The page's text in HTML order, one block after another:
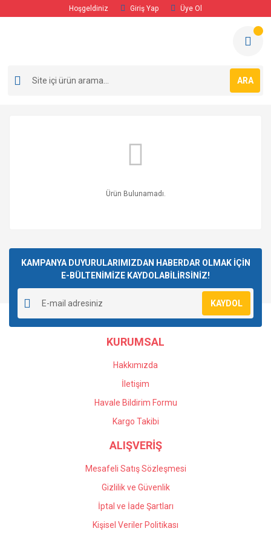
Hoşgeldiniz Giriş Yap Üye Ol
ARA
Ürün Bulunamadı.
KAMPANYA DUYURULARIMIZDAN HABERDAR OLMAK İÇİN
E-BÜLTENİMİZE KAYDOLABİLİRSİNİZ!
KAYDOL
KURUMSAL
Hakkımızda
İletişim
Havale Bildirim Formu
Kargo Takibi
ALIŞVERİŞ
Mesafeli Satış Sözleşmesi
Gizlilik ve Güvenlik
İptal ve İade Şartları
Kişisel Veriler Politikası